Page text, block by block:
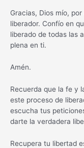
Gracias, Dios mío,
liberador. Confío en
liberado de todas las
plena en ti.
Amén.
Recuerda que la fe y
este proceso de
escucha tus
darte la verdadera
Recupera tu libertad